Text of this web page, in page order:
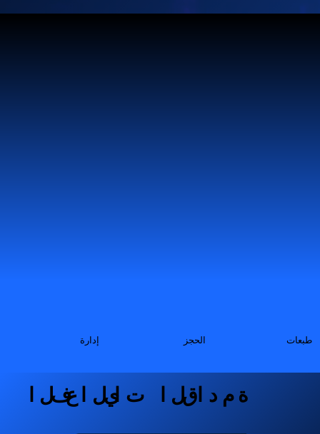
إدارة الحجز طبعات
الفعاليات القادمة
الفعاليات القادمة